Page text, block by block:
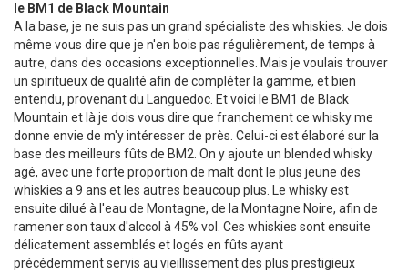
le BM1 de Black Mountain
A la base, je ne suis pas un grand spécialiste des whiskies. Je dois
même vous dire que je n'en bois pas régulièrement, de temps à
autre, dans des occasions exceptionnelles. Mais je voulais trouver
un spiritueux de qualité afin de compléter la gamme, et bien
entendu, provenant du Languedoc. Et voici le BM1 de Black
Mountain et là je dois vous dire que franchement ce whisky me
donne envie de m'y intéresser de près. Celui-ci est élaboré sur la
base des meilleurs fûts de BM2. On y ajoute un blended whisky
agé, avec une forte proportion de malt dont le plus jeune des
whiskies a 9 ans et les autres beaucoup plus. Le whisky est
ensuite dilué à l'eau de Montagne, de la Montagne Noire, afin de
ramener son taux d'alccol à 45% vol. Ces whiskies sont ensuite
délicatement assemblés et logés en fûts ayant
précédemment servis au vieillissement des plus prestigieux